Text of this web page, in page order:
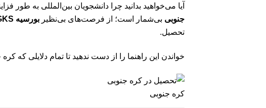
آیا می‌خواهید بدانید چرا دانشجویان بین‌المللی به طور
جنوبی بی‌شمار است؛ از فرصت‌های بی‌نظیربورسیه GKS
تحصیل.
خواندن این راهنما را از دست ندهید تا تمام دلایلی
کره جنوبی